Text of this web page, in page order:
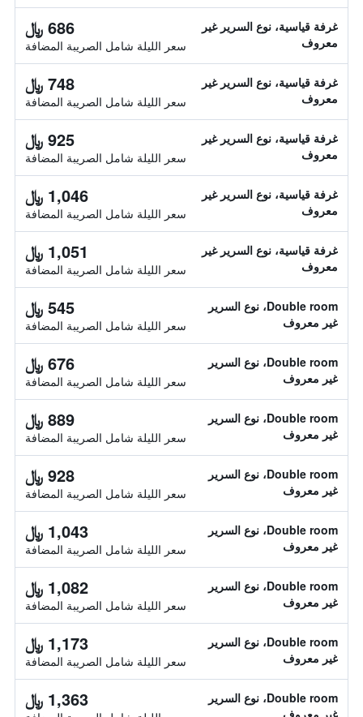
غرفة قياسية، نوع السرير غير
معروف
686 ﷼
سعر الليلة شامل الصريبة المضافة
غرفة قياسية، نوع السرير غير
معروف
748 ﷼
سعر الليلة شامل الصريبة المضافة
غرفة قياسية، نوع السرير غير
معروف
925 ﷼
سعر الليلة شامل الصريبة المضافة
غرفة قياسية، نوع السرير غير
معروف
1,046 ﷼
سعر الليلة شامل الصريبة المضافة
غرفة قياسية، نوع السرير غير
معروف
1,051 ﷼
سعر الليلة شامل الصريبة المضافة
Double room، نوع السرير
غير معروف
545 ﷼
سعر الليلة شامل الصريبة المضافة
Double room، نوع السرير
غير معروف
676 ﷼
سعر الليلة شامل الصريبة المضافة
Double room، نوع السرير
غير معروف
889 ﷼
سعر الليلة شامل الصريبة المضافة
Double room، نوع السرير
غير معروف
928 ﷼
سعر الليلة شامل الصريبة المضافة
Double room، نوع السرير
غير معروف
1,043 ﷼
سعر الليلة شامل الصريبة المضافة
Double room، نوع السرير
غير معروف
1,082 ﷼
سعر الليلة شامل الصريبة المضافة
Double room، نوع السرير
غير معروف
1,173 ﷼
سعر الليلة شامل الصريبة المضافة
Double room، نوع السرير
غير معروف
1,363 ﷼